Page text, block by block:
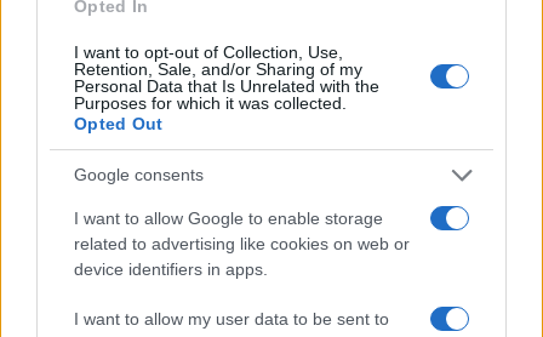
Opted In
I want to opt-out of Collection, Use,
Retention, Sale, and/or Sharing of my
Personal Data that Is Unrelated with the
Purposes for which it was collected.
Opted Out
Google consents
I want to allow Google to enable storage
related to advertising like cookies on web or
device identifiers in apps.
I want to allow my user data to be sent to
Koncert skupine Delta Riff na
Festivalu SHOTS prestavljen na
Avgust v Kinu Kulturnega doma
Slovenj Gradec: Filmske
počitniški kino